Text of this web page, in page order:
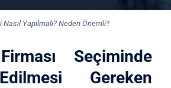
Yapılmalı? Neden Önemli?
Seçiminde
Gereken